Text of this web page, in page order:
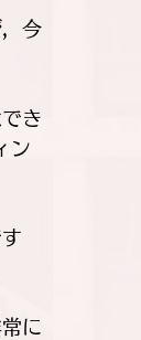
今
き
ン
に